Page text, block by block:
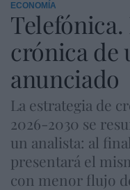
ECONOMÍA
crónica de
anunciado
La estrategia de
2026-2030 se
un analista: al
presentará el
con menor flujo